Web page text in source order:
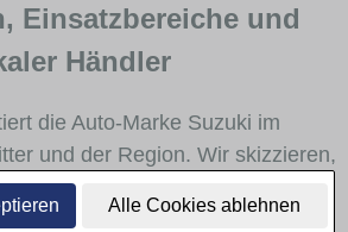
Alle Cookies ablehnen
Einsatzbereiche und
Händler
die Auto-Marke Suzuki im
und der Region. Wir skizzieren,
Suzuki stark vertreten
häufig im Stadt- und